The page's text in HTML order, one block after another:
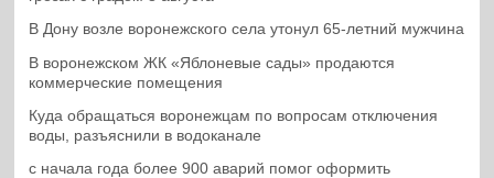
В Дону возле воронежского села утонул 65-летний мужчина
В воронежском ЖК «Яблоневые сады» продаются
коммерческие помещения
Куда обращаться воронежцам по вопросам отключения
воды, разъяснили в водоканале
с начала года более 900 аварий помог оформить